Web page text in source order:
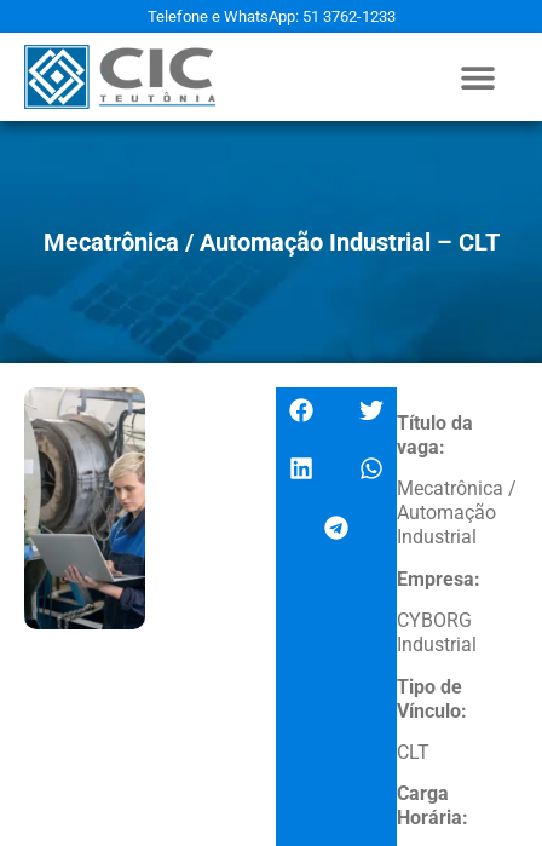
Telefone e WhatsApp: 51 3762-1233
Mecatrônica / Automação Industrial – CLT
Título da
vaga:
Mecatrônica /
Automação
Industrial
Empresa:
CYBORG
Industrial
Tipo de
Vínculo:
CLT
Carga
Horária: